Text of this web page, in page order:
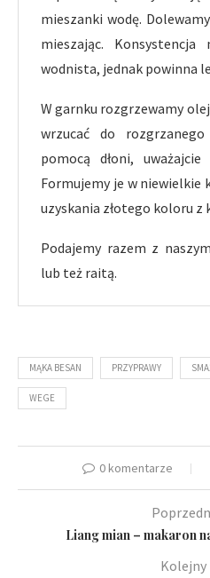
mieszanki wodę.
mieszając.
wodnista, jednak powinna
W garnku rozgrzewamy
wrzucać do
pomocą dłoni,
Formujemy je w niewielkie
uzyskania złotego koloru z
Podajemy razem z
lub też raitą.
MĄKA BESAN PRZYPRAWY
WEGE
0 komentarze
Liang mian – makaron